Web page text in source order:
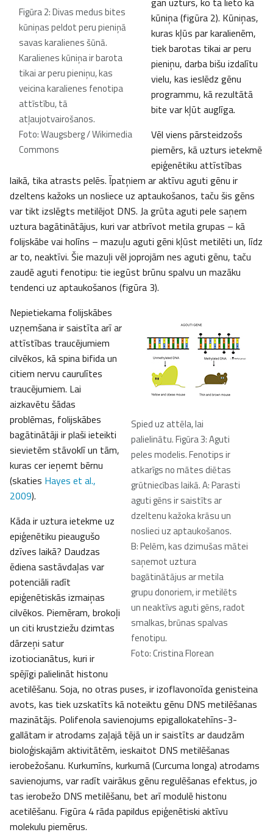
Figūra 2: Divas medus bites
kūniņas peldot peru pieniņā
savas karalienes šūnā.
Karalienes kūniņa ir barota
tikai ar peru pieniņu, kas
veicina karalienes fenotipa
attīstību, tā
atļaujotvairošanos.
Foto: Waugsberg / Wikimedia
Commons
kūniņa (figūra 2). Kūniņas,
kuras kļūs par karalienēm,
tiek barotas tikai ar peru
pieniņu, darba bišu izdalītu
vielu, kas ieslēdz gēnu
programmu, kā rezultātā
bite var kļūt auglīga.
Vēl viens pārsteidzošs
piemērs, kā uzturs ietekmē
epiģenētiku attīstības
laikā, tika atrasts pelēs. Īpatņiem ar aktīvu aguti gēnu ir
dzeltens kažoks un nosliece uz aptaukošanos, taču šis gēns
var tikt izslēgts metilējot DNS. Ja grūta aguti pele saņem
uztura bagātinātājus, kuri var atbrīvot metila grupas – kā
folijskābe vai holīns – mazuļu aguti gēni kļūst metilēti un, līdz
ar to, neaktīvi. Šie mazuļi vēl joprojām nes aguti gēnu, taču
zaudē aguti fenotipu: tie iegūst brūnu spalvu un mazāku
tendenci uz aptaukošanos (figūra 3).
Spied uz attēla, lai
palielinātu. Figūra 3: Aguti
peles modelis. Fenotips ir
atkarīgs no mātes diētas
grūtniecības laikā. A: Parasti
aguti gēns ir saistīts ar
dzeltenu kažoka krāsu un
noslieci uz aptaukošanos.
B: Pelēm, kas dzimušas mātei
saņemot uztura
bagātinātājus ar metila
grupu donoriem, ir metilēts
un neaktīvs aguti gēns, radot
smalkas, brūnas spalvas
fenotipu.
Foto: Cristina Florean
Nepietiekama folijskābes
uzņemšana ir saistīta arī ar
attīstības traucējumiem
cilvēkos, kā spina bifida un
citiem nervu caurulītes
traucējumiem. Lai
aizkavētu šādas
problēmas, folijskābes
bagātinātāji ir plaši ieteikti
sievietēm stāvoklī un tām,
kuras cer ieņemt bērnu
(skaties Hayes et al.,
2009).
Kāda ir uztura ietekme uz
epiģenētiku pieaugušo
dzīves laikā? Daudzas
ēdiena sastāvdaļas var
potenciāli radīt
epiģenētiskās izmaiņas
cilvēkos. Piemēram, brokoļi
un citi krustziežu dzimtas
dārzeņi satur
izotiocianātus, kuri ir
spējīgi palielināt histonu
acetilēšanu. Soja, no otras puses, ir izoflavonoīda genisteina
avots, kas tiek uzskatīts kā noteiktu gēnu DNS metilēšanas
mazinātājs. Polifenola savienojums epigallokatehīns-3-
gallātam ir atrodams zaļajā tējā un ir saistīts ar daudzām
bioloģiskajām aktivitātēm, ieskaitot DNS metilēšanas
ierobežošanu. Kurkumīns, kurkumā (Curcuma longa) atrodams
savienojums, var radīt vairākus gēnu regulēšanas efektus, jo
tas ierobežo DNS metilēšanu, bet arī modulē histonu
acetilēšanu. Figūra 4 rāda papildus epiģenētiski aktīvu
molekulu piemērus.